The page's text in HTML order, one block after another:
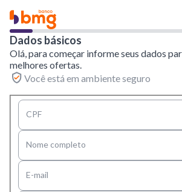
Dados básicos
Olá, para começar informe seus dados
melhores ofertas.
Você está em ambiente seguro
CPF
Nome completo
E-mail